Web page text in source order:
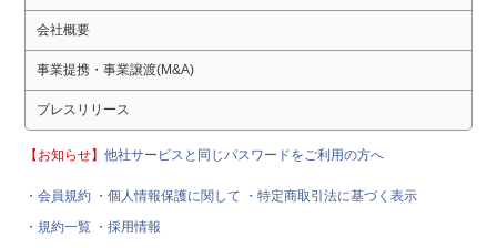
会社概要
事業提携・事業譲渡(M&A)
プレスリリース
【お知らせ】他社サービスと同じパスワードをご利用の方へ
・会員規約 ・個人情報保護に関して
・特定商取引法に基づく表示
・規約一覧 ・採用情報